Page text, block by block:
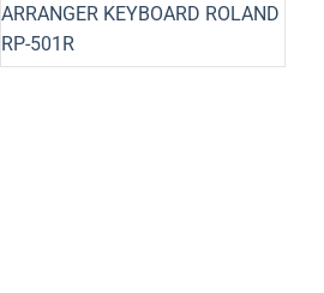
ARRANGER KEYBOARD ROLAND
RP-501R